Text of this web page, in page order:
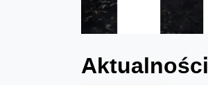
Aktualności